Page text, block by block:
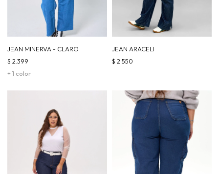
JEAN MINERVA - CLARO
+ 1 color
$ 2.399
JEAN ARACELI
$ 2.550